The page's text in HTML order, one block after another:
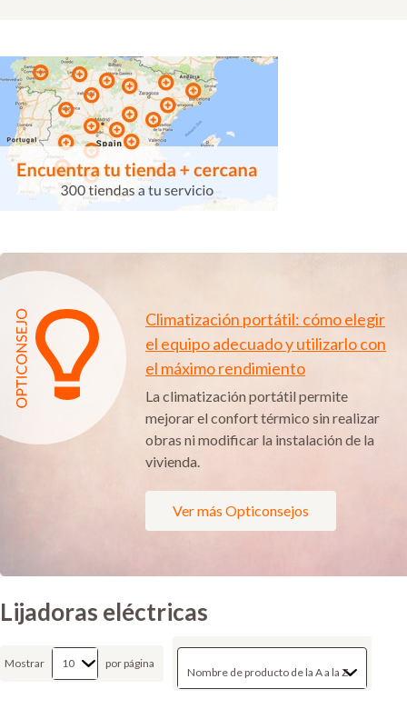
Climatización portátil: cómo elegir
el equipo adecuado y utilizarlo con
el máximo rendimiento
La climatización portátil permite
mejorar el confort térmico sin realizar
obras ni modificar la instalación de la
vivienda.
Ver más Opticonsejos
Lijadoras eléctricas
Mostrar por página